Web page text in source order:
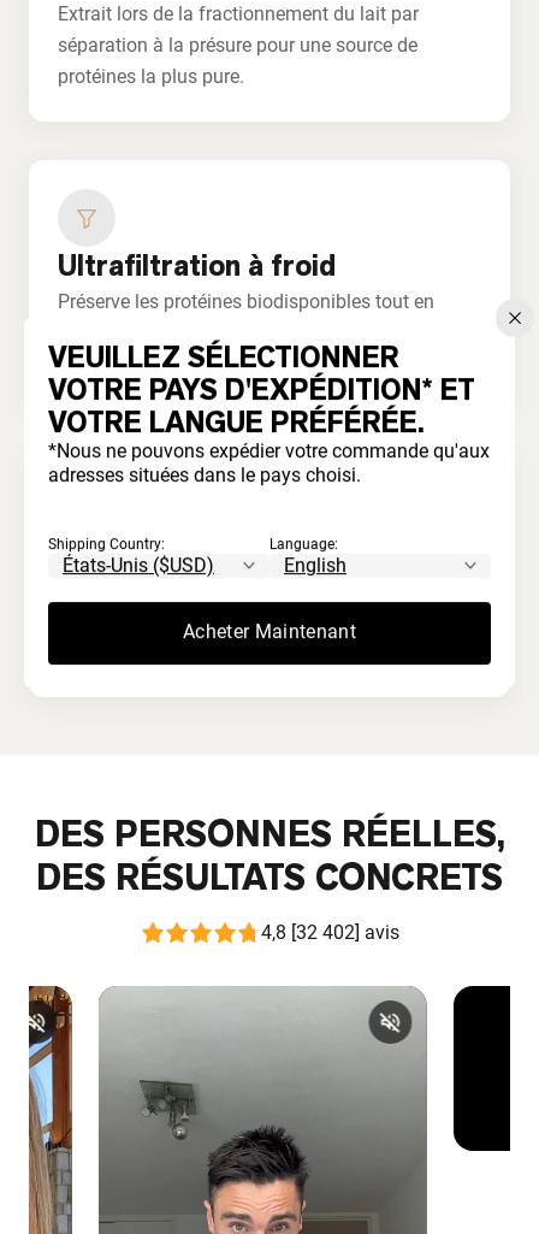
Extrait lors de la fractionnement du lait par
séparation à la présure pour une source de
protéines la plus pure.
Ultrafiltration à froid
Préserve les protéines biodisponibles tout en
lactoferrine.
Sans blanchiment ni acides
agressifs. Contrairement au lactosérum courant
DES PERSONNES RÉELLES,
DES RÉSULTATS CONCRETS
4,8 [32 402] avis
VEUILLEZ SÉLECTIONNER
VOTRE PAYS D'EXPÉDITION* ET
VOTRE LANGUE PRÉFÉRÉE.
*Nous ne pouvons expédier votre commande qu'aux
adresses situées dans le pays choisi.
Shipping Country: Language:
Acheter Maintenant